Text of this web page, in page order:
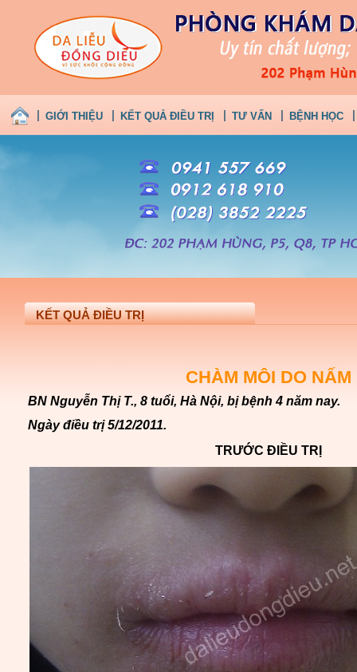
GIỚI THIỆU KẾT QUẢ ĐIỀU TRỊ TƯ VẤN BỆNH HỌC
KẾT QUẢ ĐIỀU TRỊ
CHÀM MÔI DO NẤM
BN Nguyễn Thị T., 8 tuổi, Hà Nội, bị bệnh 4 năm nay.
Ngày điều trị 5/12/2011.
TRƯỚC ĐIỀU TRỊ